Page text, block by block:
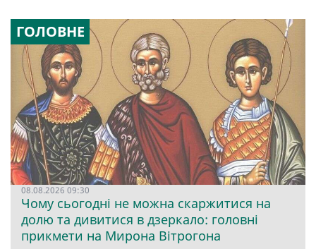
ГОЛОВНЕ
08.08.2026 09:30
Чому сьогодні не можна скаржитися на
долю та дивитися в дзеркало: головні
прикмети на Мирона Вітрогона